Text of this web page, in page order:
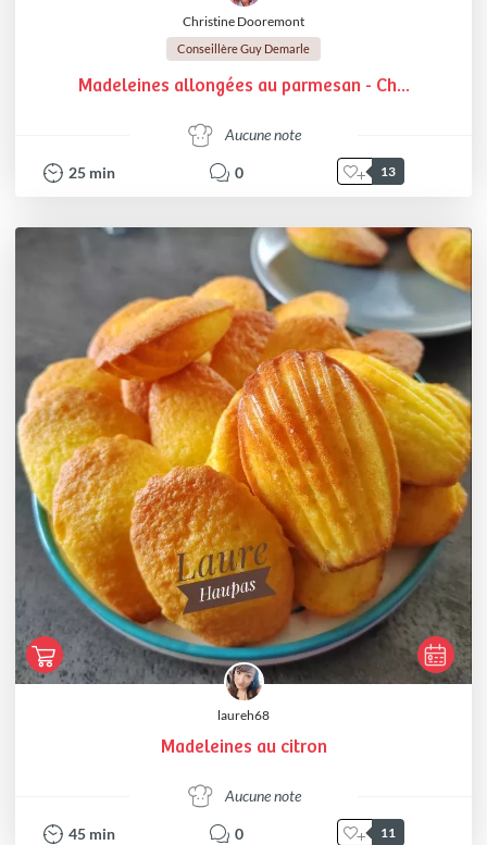
Christine Dooremont
Conseillère Guy Demarle
Madeleines allongées au parmesan - Ch...
Aucune note
25 min 0 13
laureh68
Madeleines au citron
Aucune note
45 min 0 11